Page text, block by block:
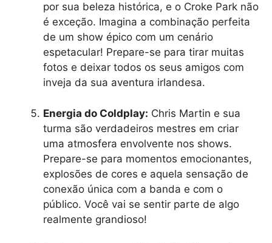
por sua beleza histórica, e o Croke Park não
é exceção. Imagina a combinação perfeita
de um show épico com um cenário
espetacular! Prepare-se para tirar muitas
fotos e deixar todos os seus amigos com
inveja da sua aventura irlandesa.
Energia do Coldplay: Chris Martin e sua
turma são verdadeiros mestres em criar
uma atmosfera envolvente nos shows.
Prepare-se para momentos emocionantes,
explosões de cores e aquela sensação de
conexão única com a banda e com o
público. Você vai se sentir parte de algo
realmente grandioso!